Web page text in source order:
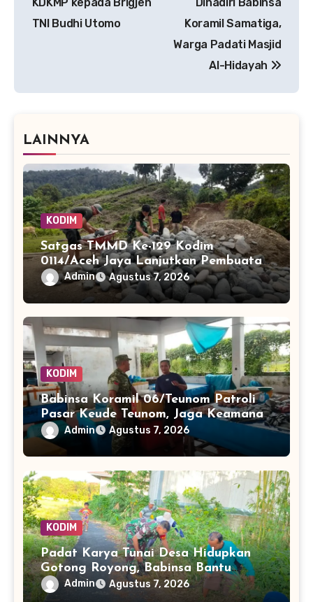
TNI Budhi Utomo
Koramil Samatiga,
Warga Padati Masjid
Al-Hidayah
LAINNYA
KODIM
Satgas TMMD Ke-129 Kodim
0114/Aceh Jaya Lanjutkan Pembuatan
Jembatan Kayu 4×6
Admin Agustus 7, 2026
KODIM
Babinsa Koramil 06/Teunom Patroli
Pasar Keude Teunom, Jaga Keamanan
dan Kenyamanan Aktivitas Warga
Admin Agustus 7, 2026
KODIM
Padat Karya Tunai Desa Hidupkan
Gotong Royong, Babinsa Bantu
Bersihkan Akses Warga
Admin Agustus 7, 2026